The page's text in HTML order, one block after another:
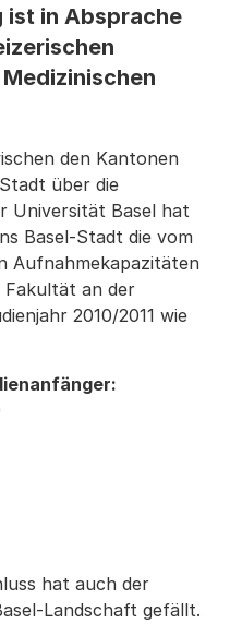
in Absprache
den Kantonen
über die
Universität Basel hat
Basel-Stadt die vom
Aufnahmekapazitäten
Fakultät an der
2010/2011 wie
hat auch der
Landschaft gefällt.